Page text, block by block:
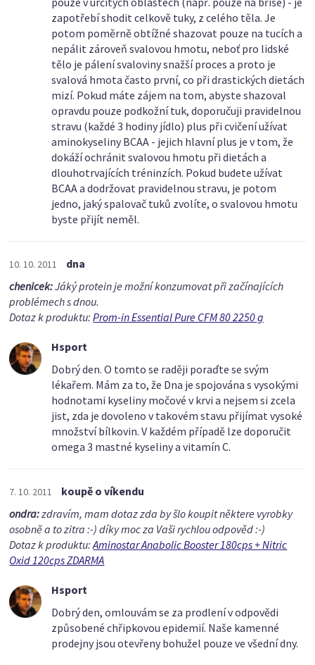
zapotřebí shodit celkově tuky, z celého těla. Je
potom poměrně obtížné shazovat pouze na tucích a
nepálit zároveň svalovou hmotu, neboť pro lidské
tělo je pálení svaloviny snažší proces a proto je
svalová hmota často první, co při drastických dietách
mizí. Pokud máte zájem na tom, abyste shazoval
opravdu pouze podkožní tuk, doporučuji pravidelnou
stravu (každé 3 hodiny jídlo) plus při cvičení užívat
aminokyseliny BCAA - jejich hlavní plus je v tom, že
dokáží ochránit svalovou hmotu při dietách a
dlouhotrvajících tréninzích. Pokud budete užívat
BCAA a dodržovat pravidelnou stravu, je potom
jedno, jaký spalovač tuků zvolíte, o svalovou hmotu
byste přijít neměl.
10. 10. 2011
dna
chenicek:Jáký protein je možní konzumovat při začínajících
problémech s dnou.
Dotaz k produktu:Prom-in Essential Pure CFM 80 2250 g
Hsport
Dobrý den. O tomto se raději poraďte se svým
lékařem. Mám za to, že Dna je spojována s vysokými
hodnotami kyseliny močové v krvi a nejsem si zcela
jist, zda je dovoleno v takovém stavu přijímat vysoké
množství bílkovin. V každém případě lze doporučit
omega 3 mastné kyseliny a vitamín C.
7. 10. 2011
koupě o víkendu
ondra:zdravím, mam dotaz zda by šlo koupit některe vyrobky
osobně a to zitra :-) díky moc za Vaši rychlou odpověd :-)
Dotaz k produktu:Aminostar Anabolic Booster 180cps + Nitric
Oxid 120cps ZDARMA
Hsport
Dobrý den, omlouvám se za prodlení v odpovědi
způsobené chřipkovou epidemií. Naše kamenné
prodejny jsou otevřeny bohužel pouze ve všední dny.